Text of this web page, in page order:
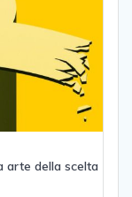
arte della scelta